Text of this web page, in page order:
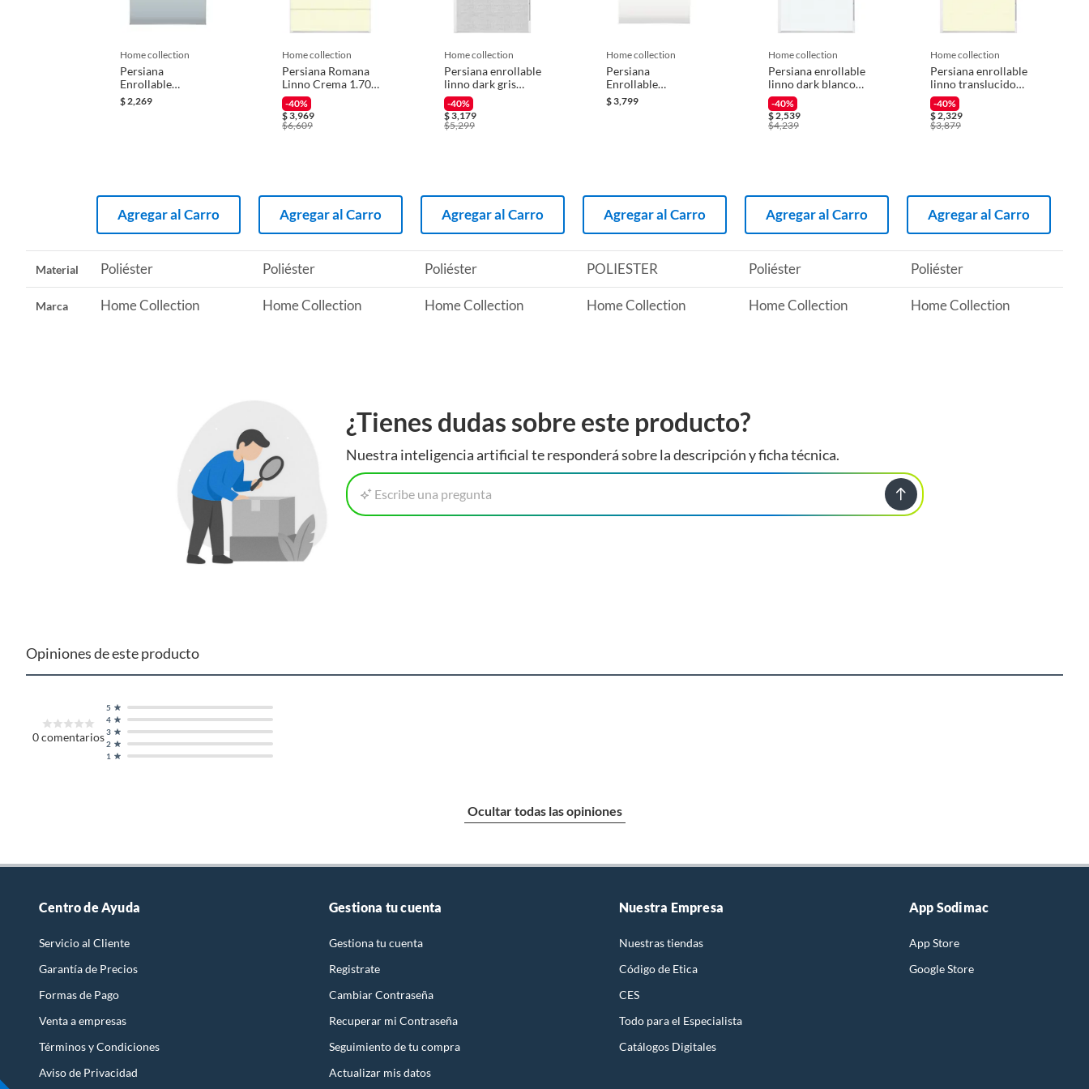
Poliéster
Recomendaciones Limpiar con trapo Húmedo o plumero
Iniciaremos el reembolso de tu dinero cuando recibamos el producto.
home collection
Persiana
Enrollable
Blackout Basic Gris
1.20 x 2.20 m
$ 2,269
Agregar al Carro
home collection
Persiana Romana
Linno Crema 1.70
X 2.8 M
-40%
$3,969
$6,609
Agregar al Carro
home collection
Persiana enrollable
linno dark gris
2.00mx2.20m
-40%
$3,179
$5,299
Agregar al Carro
home collection
Persiana
Enrollable
Blackout Soft Eco
Blanco 2.20 x
$3,799
Agregar al Carro
home collection
Persiana enrollable
linno dark blanco
2.20mx1.60m
-40%
$2,539
$4,239
Agregar al Carro
home collection
Persiana enrollable
linno translucido
crema
2.20mx1.60m
-40%
$2,329
$3,879
Agregar al Carro
Material Poliéster Poliéster Poliéster POLIESTER Poliéster Poliéster
Marca Home Collection Home Collection Home Collection Home Collection Home Collection Home Collection
¿Tienes dudas sobre este producto?
Nuestra inteligencia artificial te responderá sobre la descripción y ficha técnica.
Escribe una pregunta
Opiniones de este producto
0comentarios
1
2
3
4
5
Ocultar todas las opiniones
Centro de Ayuda
Servicio al Cliente
Garantía de Precios
Formas de Pago
Venta a empresas
Términos y Condiciones
Aviso de Privacidad
Gestiona tu cuenta
Gestiona tu cuenta
Registrate
Cambiar Contraseña
Recuperar mi Contraseña
Seguimiento de tu compra
Actualizar mis datos
Nuestra Empresa
Nuestras tiendas
Código de Etica
CES
Todo para el Especialista
Catálogos Digitales
App Sodimac
App Store
Google Store